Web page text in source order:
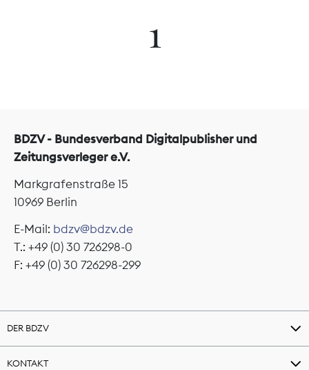
1
BDZV - Bundesverband Digitalpublisher und
Zeitungsverleger e.V.
Markgrafenstraße 15
10969 Berlin
E-Mail: bdzv@bdzv.de
T.: +49 (0) 30 726298-0
F: +49 (0) 30 726298-299
DER BDZV
KONTAKT